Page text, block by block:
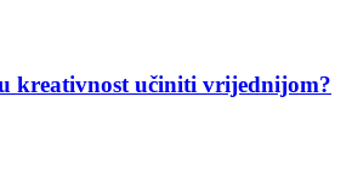
kreativnost učiniti vrijednijom?